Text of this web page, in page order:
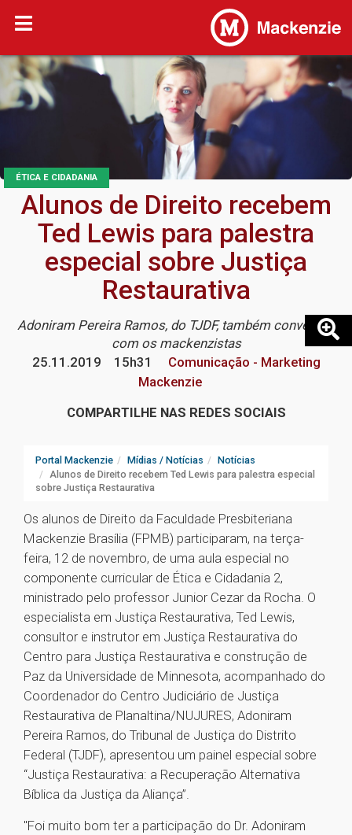
ÉTICA E CIDADANIA
Alunos de Direito recebem
Ted Lewis para palestra
especial sobre Justiça
Restaurativa
Adoniram Pereira Ramos, do TJDF, também conversou
com os mackenzistas
25.11.2019
15h31
Comunicação - Marketing
Mackenzie
COMPARTILHE NAS REDES SOCIAIS
Portal Mackenzie Mídias / Notícias
Notícias
Alunos de Direito recebem Ted Lewis para palestra especial
sobre Justiça Restaurativa
Os alunos de Direito da Faculdade Presbiteriana
Mackenzie Brasília (FPMB) participaram, na terça-
feira, 12 de novembro, de uma aula especial no
componente curricular de Ética e Cidadania 2,
ministrado pelo professor Junior Cezar da Rocha. O
especialista em Justiça Restaurativa, Ted Lewis,
consultor e instrutor em Justiça Restaurativa do
Centro para Justiça Restaurativa e construção de
Paz da Universidade de Minnesota, acompanhado do
Coordenador do Centro Judiciário de Justiça
Restaurativa de Planaltina/NUJURES, Adoniram
Pereira Ramos, do Tribunal de Justiça do Distrito
Federal (TJDF), apresentou um painel especial sobre
“Justiça Restaurativa: a Recuperação Alternativa
Bíblica da Justiça da Aliança”.
"Foi muito bom ter a participação do Dr. Adoniram